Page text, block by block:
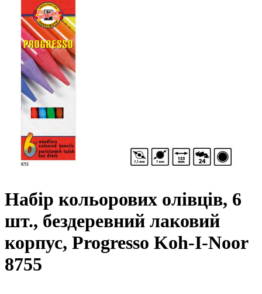
Набір кольорових олівців, 6
шт., бездеревний лаковий
корпус, Progresso Koh-I-Noor
8755